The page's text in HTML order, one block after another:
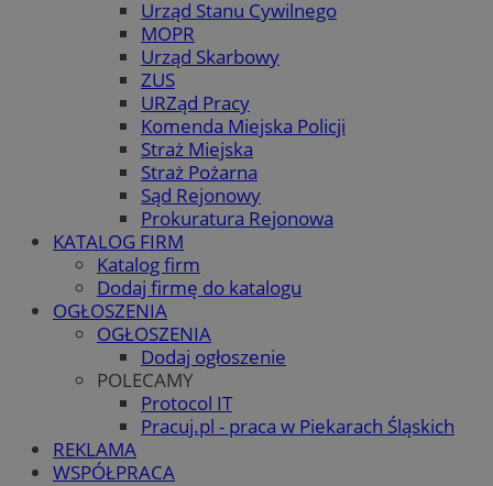
Urząd Stanu Cywilnego
MOPR
Urząd Skarbowy
ZUS
URZąd Pracy
Komenda Miejska Policji
Straż Miejska
Straż Pożarna
Sąd Rejonowy
Prokuratura Rejonowa
KATALOG FIRM
Katalog firm
Dodaj firmę do katalogu
OGŁOSZENIA
OGŁOSZENIA
Dodaj ogłoszenie
POLECAMY
Protocol IT
Pracuj.pl - praca w Piekarach Śląskich
REKLAMA
WSPÓŁPRACA